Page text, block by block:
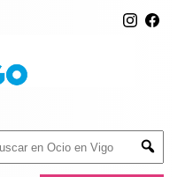
Submit